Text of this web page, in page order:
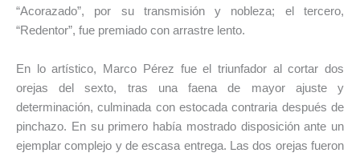
“Acorazado”, por su transmisión y nobleza; el tercero,
“Redentor”, fue premiado con arrastre lento.
En lo artístico, Marco Pérez fue el triunfador al cortar dos
orejas del sexto, tras una faena de mayor ajuste y
determinación, culminada con estocada contraria después de
pinchazo. En su primero había mostrado disposición ante un
ejemplar complejo y de escasa entrega. Las dos orejas fueron